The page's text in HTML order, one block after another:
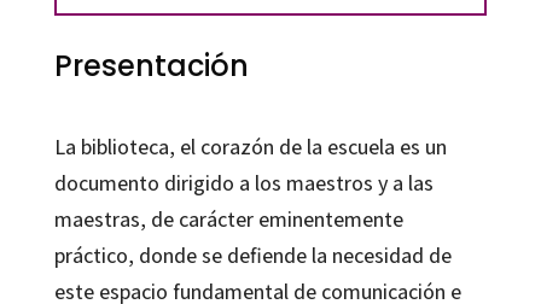
Presentación
La biblioteca, el corazón de la escuela es un
documento dirigido a los maestros y a las
maestras, de carácter eminentemente
práctico, donde se defiende la necesidad de
este espacio fundamental de comunicación e